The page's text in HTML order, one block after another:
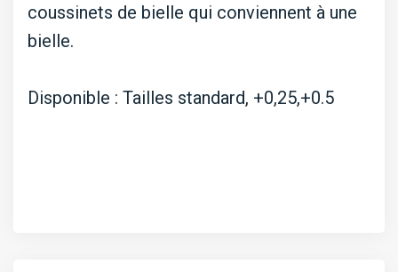
coussinets de bielle qui conviennent à une
bielle.
Disponible : Tailles standard, +0,25,+0.5